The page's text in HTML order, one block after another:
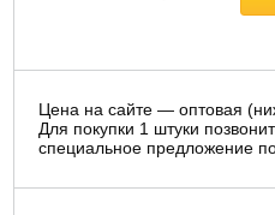
Цена на сайте — оптовая
Для покупки 1 штуки
специальное предложение